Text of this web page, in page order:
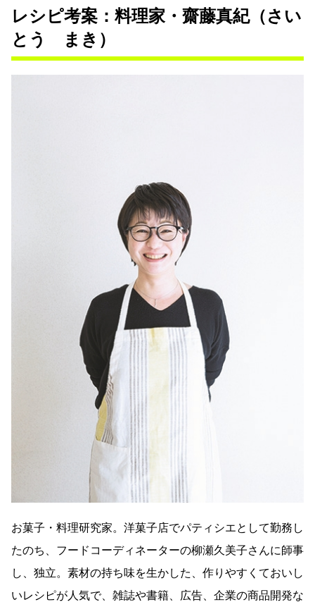
レシピ考案：料理家・齋藤真紀（さい
とう まき）
お菓子・料理研究家。洋菓子店でパティシエとして勤務し
たのち、フードコーディネーターの柳瀬久美子さんに師事
し、独立。素材の持ち味を生かした、作りやすくておいし
いレシピが人気で、雑誌や書籍、広告、企業の商品開発な